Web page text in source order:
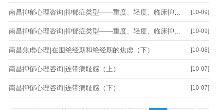
[10-09]
南昌抑郁心理咨询|抑郁症类型——重度、轻度、临床抑郁症及其可能的成因（下）
[10-09]
南昌抑郁心理咨询|抑郁症类型——重度、轻度、临床抑郁症及其可能的成因（上）
[10-08]
南昌焦虑心理|在围绝经期和绝经期的焦虑（下）
[10-07]
南昌抑郁心理咨询|连带病耻感（上）
[10-07]
南昌抑郁心理咨询|连带病耻感（下）